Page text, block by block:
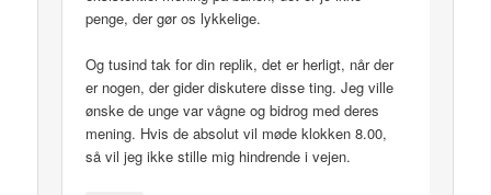
penge, der gør os lykkelige.
Og tusind tak for din replik, det er herligt, når der
er nogen, der gider diskutere disse ting. Jeg ville
ønske de unge var vågne og bidrog med deres
mening. Hvis de absolut vil møde klokken 8.00,
så vil jeg ikke stille mig hindrende i vejen.